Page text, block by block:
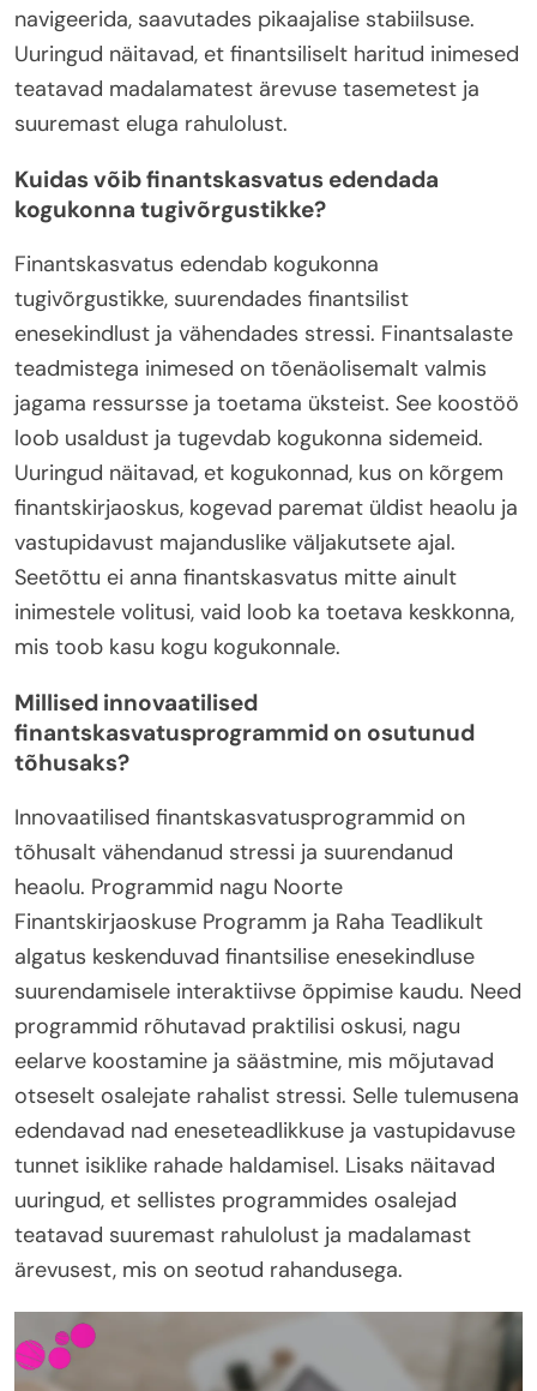
navigeerida, saavutades pikaajalise stabiilsuse.
Uuringud näitavad, et finantsiliselt haritud inimesed
teatavad madalamatest ärevuse tasemetest ja
suuremast eluga rahulolust.
Kuidas võib finantskasvatus edendada
kogukonna tugivõrgustikke?
Finantskasvatus edendab kogukonna
tugivõrgustikke, suurendades finantsilist
enesekindlust ja vähendades stressi. Finantsalaste
teadmistega inimesed on tõenäolisemalt valmis
jagama ressursse ja toetama üksteist. See koostöö
loob usaldust ja tugevdab kogukonna sidemeid.
Uuringud näitavad, et kogukonnad, kus on kõrgem
finantskirjaoskus, kogevad paremat üldist heaolu ja
vastupidavust majanduslike väljakutsete ajal.
Seetõttu ei anna finantskasvatus mitte ainult
inimestele volitusi, vaid loob ka toetava keskkonna,
mis toob kasu kogu kogukonnale.
Millised innovaatilised
finantskasvatusprogrammid on osutunud
tõhusaks?
Innovaatilised finantskasvatusprogrammid on
tõhusalt vähendanud stressi ja suurendanud
heaolu. Programmid nagu Noorte
Finantskirjaoskuse Programm ja Raha Teadlikult
algatus keskenduvad finantsilise enesekindluse
suurendamisele interaktiivse õppimise kaudu. Need
programmid rõhutavad praktilisi oskusi, nagu
eelarve koostamine ja säästmine, mis mõjutavad
otseselt osalejate rahalist stressi. Selle tulemusena
edendavad nad eneseteadlikkuse ja vastupidavuse
tunnet isiklike rahade haldamisel. Lisaks näitavad
uuringud, et sellistes programmides osalejad
teatavad suuremast rahulolust ja madalamast
ärevusest, mis on seotud rahandusega.